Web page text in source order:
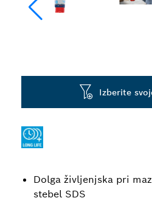
Dolga življenjska pri
stebel SDS
Izberite